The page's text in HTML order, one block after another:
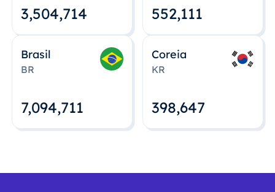
3,504,715 552,112
Brasil
BR
7,094,712
Coreia
KR
398,648